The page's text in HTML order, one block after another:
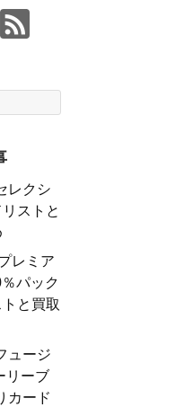
レクシ
ストと
レミア
パック
と買取
ュージ
リーブ
カード